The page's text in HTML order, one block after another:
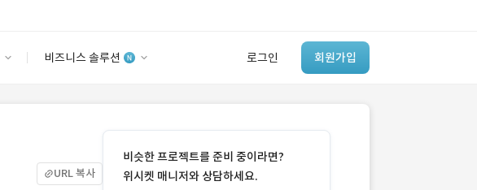
비즈니스 솔루션 로그인 회원가입
안심 코드 케어
스토어
‘이런 거’ 만들어본
개발 회사 있어?
URL 복사
비슷한 프로젝트를 준비 중이라면?
위시켓 매니저와 상담하세요.